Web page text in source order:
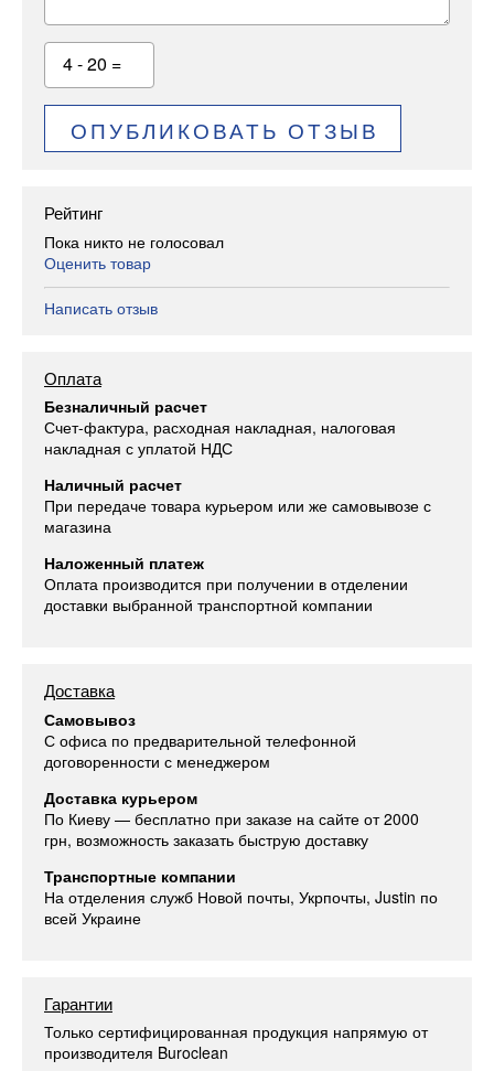
4 - 20 =
ОПУБЛИКОВАТЬ ОТЗЫВ
Рейтинг
Пока никто не голосовал
Оценить товар
Написать отзыв
Оплата
Безналичный расчет
Счет-фактура, расходная накладная, налоговая
накладная с уплатой НДС
Наличный расчет
При передаче товара курьером или же самовывозе с
магазина
Наложенный платеж
Оплата производится при получении в отделении
доставки выбранной транспортной компании
Доставка
Самовывоз
С офиса по предварительной телефонной
договоренности с менеджером
Доставка курьером
По Киеву — бесплатно при заказе на сайте от 2000
грн, возможность заказать быструю доставку
Транспортные компании
На отделения служб Новой почты, Укрпочты, Justin по
всей Украине
Гарантии
Только сертифицированная продукция напрямую от
производителя Buroclean